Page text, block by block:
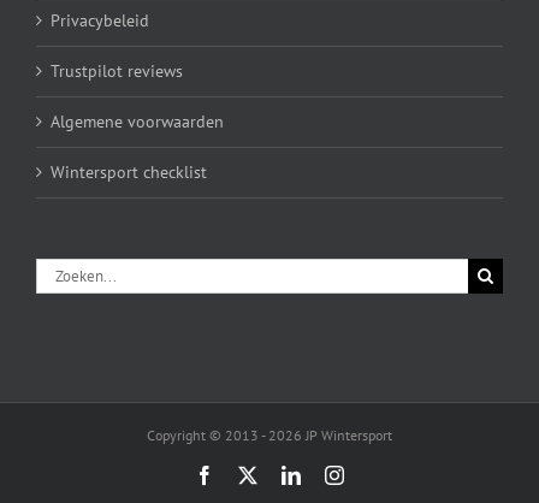
Privacybeleid
Trustpilot reviews
Algemene voorwaarden
Wintersport checklist
Zoeken
naar:
Copyright © 2013 - 2026 JP Wintersport
Facebook LinkedInInstagram